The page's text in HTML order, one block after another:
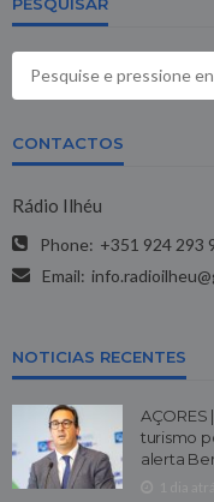
CONTACTOS
Rádio Ilhéu
Phone: +351 924 293
Email:
NOTICIAS RECENTES
AÇORES
turismo
alerta